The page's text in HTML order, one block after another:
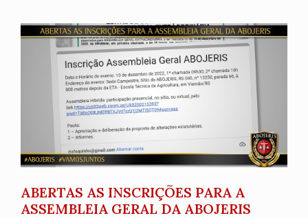
ABERTAS AS INSCRIÇÕES PARA A
ASSEMBLEIA GERAL DA ABOJERIS